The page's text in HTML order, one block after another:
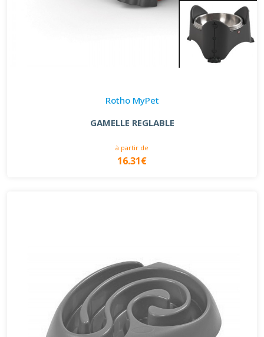
Rotho MyPet
GAMELLE REGLABLE
à partir de
16.31€